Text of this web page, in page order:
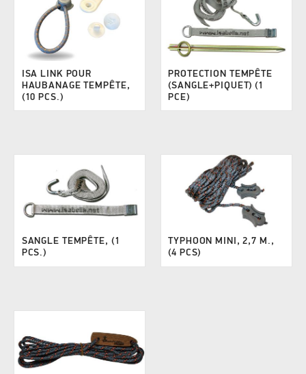
ISA LINK POUR
HAUBANAGE TEMPÊTE,
(10 PCS.)
PROTECTION TEMPÊTE
(SANGLE+PIQUET) (1
PCE)
SANGLE TEMPÊTE, (1
PCS.)
TYPHOON MINI, 2,7 M.,
(4 PCS)